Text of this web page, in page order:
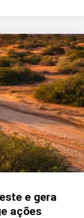
e gera
ações